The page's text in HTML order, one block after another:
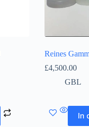
Reines
£4,500.00
GBL
In